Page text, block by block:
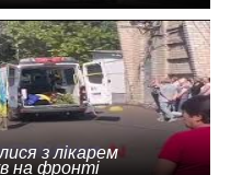
з лікарем
на фронті